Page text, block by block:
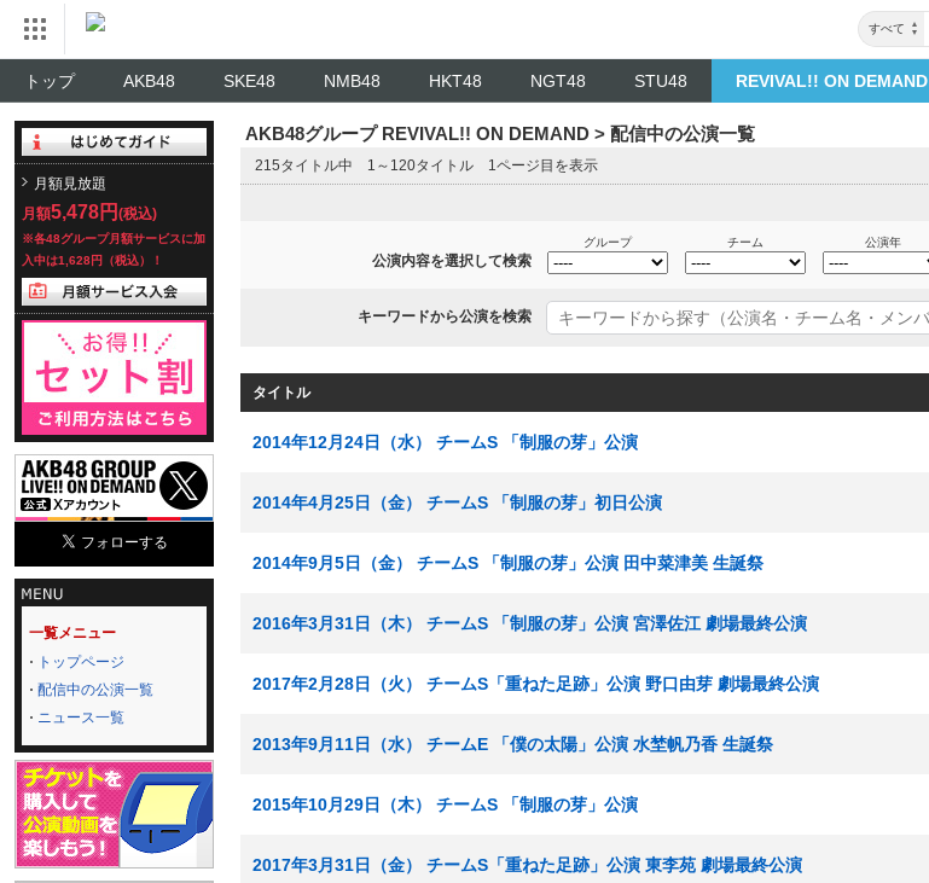
すべて
トップ AKB48 SKE48 NMB48 HKT48 NGT48 STU48 REVIVAL!! ON DEMAND
月額見放題
月額5,478円 (税込)
※各48グループ月額サービスに加
入中は1,628円（税込）！
一覧メニュー
トップページ
配信中の公演一覧
ニュース一覧
AKB48グループ REVIVAL!! ON DEMAND > 配信中の公演一覧
215タイトル中 1～120タイトル 1ページ目を表示
公演内容を選択して検索
グループ チーム 公演年
キーワードから公演を検索
タイトル
2014年12月24日（水） チームS 「制服の芽」公演
2014年4月25日（金） チームS 「制服の芽」初日公演
2014年9月5日（金） チームS 「制服の芽」公演 田中菜津美 生誕祭
2016年3月31日（木） チームS 「制服の芽」公演 宮澤佐江 劇場最終公演
2017年2月28日（火） チームS「重ねた足跡」公演 野口由芽 劇場最終公演
2013年9月11日（水） チームE 「僕の太陽」公演 水埜帆乃香 生誕祭
2015年10月29日（木） チームS 「制服の芽」公演
2017年3月31日（金） チームS「重ねた足跡」公演 東李苑 劇場最終公演